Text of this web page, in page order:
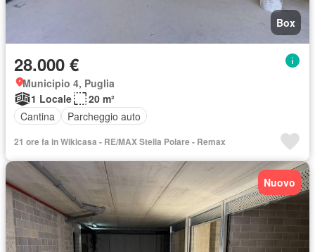
Box
28.000 €
Municipio 4, Puglia
1 Locale
20 m²
Cantina
Parcheggio auto
21 ore fa in Wikicasa - RE/MAX Stella Polare - Remax
Nuovo